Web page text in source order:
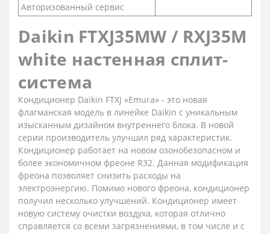
Авторизованный сервис
Daikin FTXJ35MW / RXJ35M
white настенная сплит-
система
Кондиционер Daikin FTXJ «Emura» - это новая
флагманская модель в линейке Daikin с уникальным
изысканным дизайном внутреннего блока. В новой
серии производитель улучшил ряд характеристик.
Кондиционер работает на новом озонобезопасном и
более экономичном фреоне R32. Данная модификация
фреона позволяет снизить расходы на
электроэнергию. Помимо нового фреона, кондиционер
получил несколько улучшений. Кондиционер имеет
новую систему очистки воздуха, которая отлично
справляется со всеми загрязнениями, в том числе и с